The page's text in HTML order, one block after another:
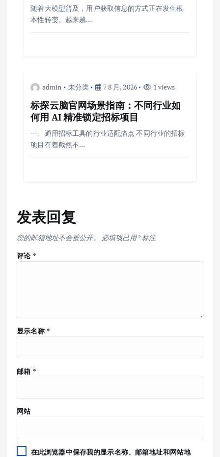
随着大模型普及，用户获取信息的方式正在发生根
本性转变。越来越…
admin 未分类 7 8 月, 2026 1 views
标探云脑官网场景指南：不同行业如
何用 AI 精准锁定招标项目
一、通用招标工具的行业适配痛点 不同行业的招标
项目有着截然不…
发表回复
您的邮箱地址不会被公开。 必填项已用*标注
评论 *
显示名称 *
邮箱 *
网站
在此浏览器中保存我的显示名称、邮箱地址和网站地